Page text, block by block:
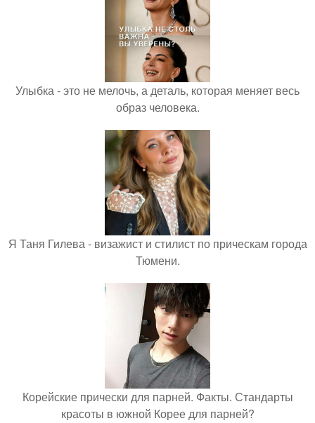
Улыбка - это не мелочь, а деталь, которая меняет весь
образ человека.
Я Таня Гилева - визажист и стилист по прическам города
Тюмени.
Корейские прически для парней. Факты. Стандарты
красоты в южной Корее для парней?